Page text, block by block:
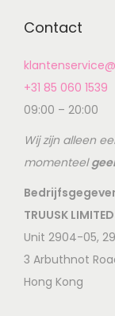
Contact
+31 85 060 1539
09:00 – 20:00
Wij zijn alleen
momenteel
TRUUSK LIMITED
Unit 2904-05,
3 Arbuthnot
Hong Kong